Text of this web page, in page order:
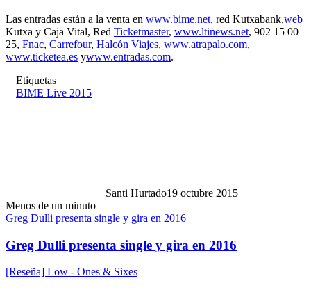
Las entradas están a la venta en www.bime.net, red Kutxabank,web
Kutxa y Caja Vital, Red Ticketmaster, www.ltinews.net, 902 15 00
25, Fnac, Carrefour, Halcón Viajes, www.atrapalo.com,
www.ticketea.es ywww.entradas.com.
Etiquetas
BIME Live 2015
Santi Hurtado19 octubre 2015
Menos de un minuto
Greg Dulli presenta single y gira en 2016
Greg Dulli presenta single y gira en 2016
[Reseña] Low - Ones & Sixes